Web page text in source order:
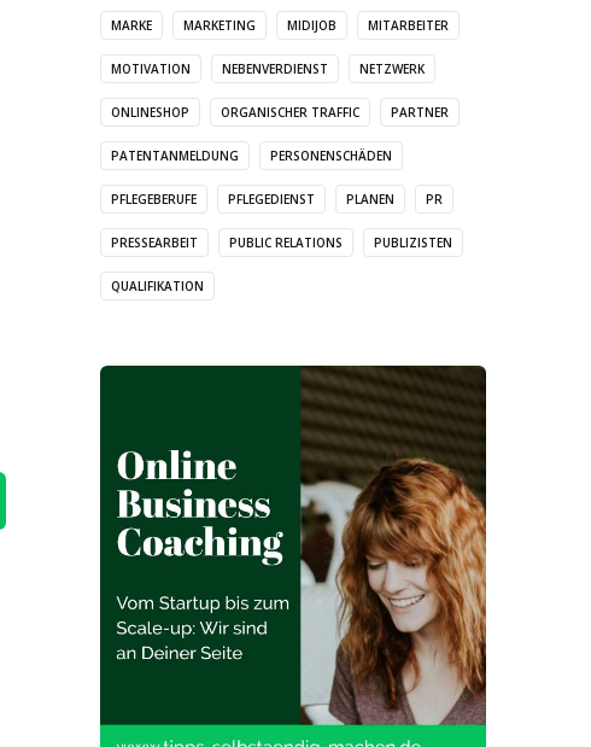
MARKE MARKETING MIDIJOB MITARBEITER
MOTIVATION NEBENVERDIENST NETZWERK
ONLINESHOP ORGANISCHER TRAFFIC PARTNER
PATENTANMELDUNG PERSONENSCHÄDEN
PFLEGEBERUFE PFLEGEDIENST PLANEN PR
PRESSEARBEIT PUBLIC RELATIONS PUBLIZISTEN
QUALIFIKATION